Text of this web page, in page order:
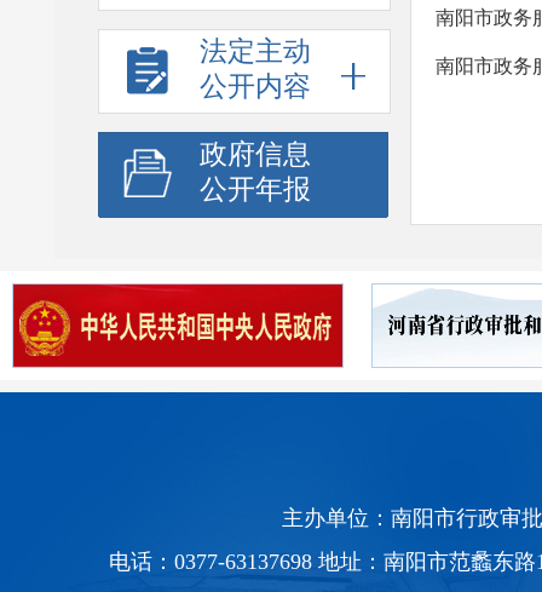
法定主动
公开内容
政府信息
公开年报
南阳市政务
南阳市政务
主办单位：南阳市行政审
电话：0377-63137698 地址：南阳市范蠡东